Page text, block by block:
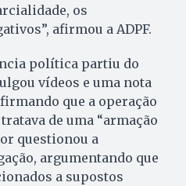
os
afirmou a ADPF.
política partiu do
vídeos e uma nota
que a operação
de uma “armação
questionou a
argumentando que
a supostos